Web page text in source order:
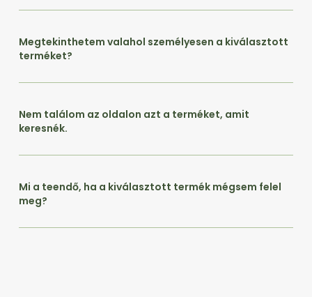
Megtekinthetem valahol személyesen a kiválasztott
terméket?
Nem találom az oldalon azt a terméket, amit
keresnék.
Mi a teendő, ha a kiválasztott termék mégsem felel
meg?